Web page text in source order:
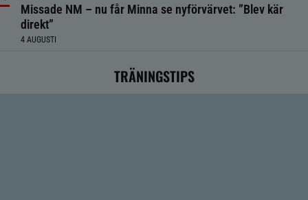
Missade NM – nu får Minna se nyförvärvet: ”Blev kär
direkt”
4 AUGUSTI
TRÄNINGSTIPS